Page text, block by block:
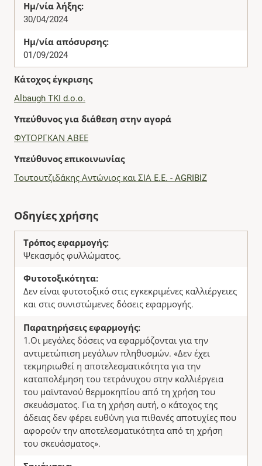
Ημ/νία λήξης:
30/04/2024
Ημ/νία απόσυρσης:
01/09/2024
Κάτοχος έγκρισης
Albaugh TKI d.o.o.
Υπεύθυνος για διάθεση στην αγορά
ΦΥΤΟΡΓΚΑΝ ΑΒΕΕ
Υπεύθυνος επικοινωνίας
Τουτουτζιδάκης Αντώνιος και ΣΙΑ Ε.Ε. - AGRIBIZ
Οδηγίες χρήσης
Τρόπος εφαρμογής:
Ψεκασμός φυλλώματος.
Φυτοτοξικότητα:
Δεν είναι φυτοτοξικό στις εγκεκριμένες καλλιέργειες
και στις συνιστώμενες δόσεις εφαρμογής.
Παρατηρήσεις εφαρμογής:
1.Οι μεγάλες δόσεις να εφαρμόζονται για την
αντιμετώπιση μεγάλων πληθυσμών. «Δεν έχει
τεκμηριωθεί η αποτελεσματικότητα για την
καταπολέμηση του τετράνυχου στην καλλιέργεια
του μαϊντανού θερμοκηπίου από τη χρήση του
σκευάσματος. Για τη χρήση αυτή, ο κάτοχος της
άδειας δεν φέρει ευθύνη για πιθανές αποτυχίες που
αφορούν την αποτελεσματικότητα από τη χρήση
του σκευάσματος».